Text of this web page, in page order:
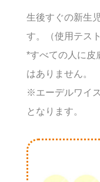
生後すぐの新生
す。（使用テスト
*すべての人に皮
はありません。
※エーデルワイ
となります。